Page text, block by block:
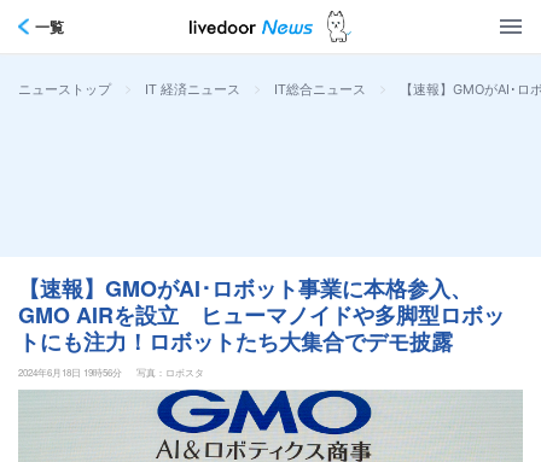
一覧
ニューストップ > IT 経済ニュース > IT総合ニュース > 【速報】GMOがAI･
【速報】GMOがAI･ロボット事業に本格参入、
GMO AIRを設立 ヒューマノイドや多脚型ロボッ
トにも注力！ロボットたち大集合でデモ披露
2024年6月18日 19時56分 写真：ロボスタ